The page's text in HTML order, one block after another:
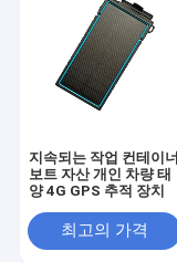
지속되는 작업 컨테이너
보트 자산 개인 차량 태
양 4G GPS 추적 장치
최고의 가격